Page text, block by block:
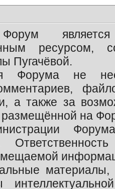
является
ресурсом,
Пугачёвой.
Форума не
а также за
размещённой на